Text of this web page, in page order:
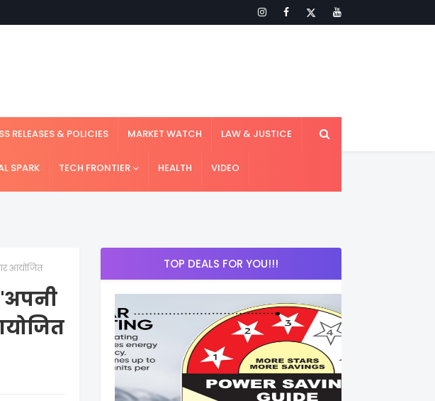
RELEASES & POLICIES MARKET WATCH LAW & JUSTICE
SPARK TECH FRONTIER HEALTH VIDEO
आयोजित TOP DEALS FOR YOU!!!